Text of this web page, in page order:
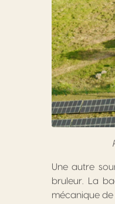
Une autre
bruleur. La
mécanique de